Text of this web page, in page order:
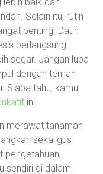
Selain itu, rutin
penting. Daun
berlangsung
segar. Jangan lupa
dengan teman
Siapa tahu, kamu
ini!
merawat tanaman
sekaligus
pengetahuan,
sendiri di dalam